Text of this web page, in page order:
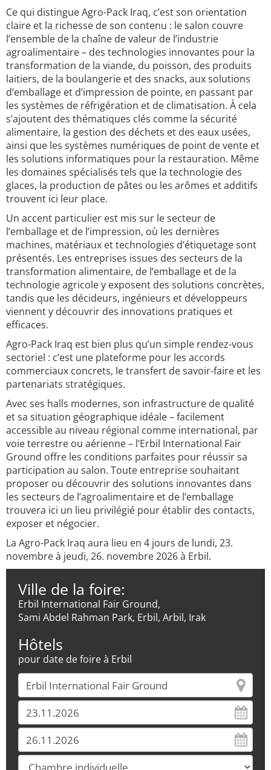
Ce qui distingue Agro-Pack Iraq, c’est son orientation
claire et la richesse de son contenu : le salon couvre
l’ensemble de la chaîne de valeur de l’industrie
agroalimentaire – des technologies innovantes pour la
transformation de la viande, du poisson, des produits
laitiers, de la boulangerie et des snacks, aux solutions
d’emballage et d’impression de pointe, en passant par
les systèmes de réfrigération et de climatisation. À cela
s’ajoutent des thématiques clés comme la sécurité
alimentaire, la gestion des déchets et des eaux usées,
ainsi que les systèmes numériques de point de vente et
les solutions informatiques pour la restauration. Même
les domaines spécialisés tels que la technologie des
glaces, la production de pâtes ou les arômes et additifs
trouvent ici leur place.
Un accent particulier est mis sur le secteur de
l’emballage et de l’impression, où les dernières
machines, matériaux et technologies d’étiquetage sont
présentés. Les entreprises issues des secteurs de la
transformation alimentaire, de l’emballage et de la
technologie agricole y exposent des solutions concrètes,
tandis que les décideurs, ingénieurs et développeurs
viennent y découvrir des innovations pratiques et
efficaces.
Agro-Pack Iraq est bien plus qu’un simple rendez-vous
sectoriel : c’est une plateforme pour les accords
commerciaux concrets, le transfert de savoir-faire et les
partenariats stratégiques.
Avec ses halls modernes, son infrastructure de qualité
et sa situation géographique idéale – facilement
accessible au niveau régional comme international, par
voie terrestre ou aérienne – l’Erbil International Fair
Ground offre les conditions parfaites pour réussir sa
participation au salon. Toute entreprise souhaitant
proposer ou découvrir des solutions innovantes dans
les secteurs de l’agroalimentaire et de l’emballage
trouvera ici un lieu privilégié pour établir des contacts,
exposer et négocier.
La Agro-Pack Iraq aura lieu en 4 jours de lundi, 23.
novembre à jeudi, 26. novembre 2026 à Erbil.
Ville de la foire:
Erbil International Fair Ground,
Sami Abdel Rahman Park, Erbil, Arbil, Irak
Hôtels
pour date de foire à Erbil